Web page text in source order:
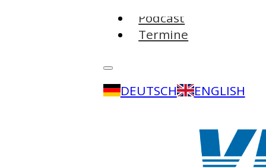
Podcast
Termine
DEUTSCH ENGLISH